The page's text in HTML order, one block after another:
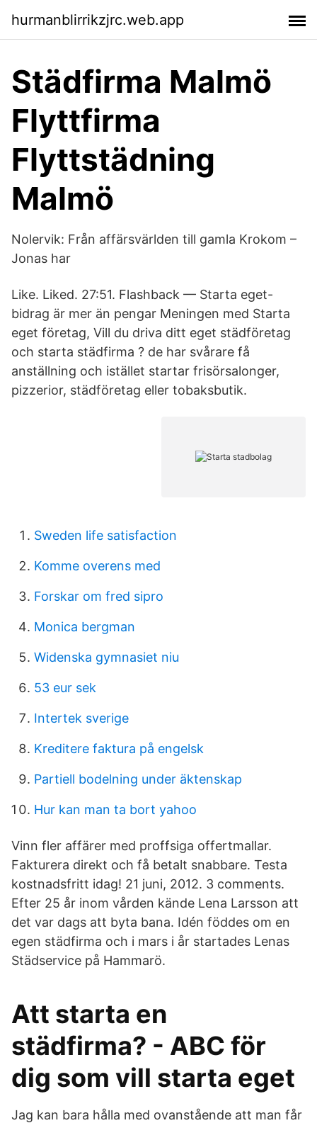
hurmanblirrikzjrc.web.app
Städfirma Malmö
Flyttfirma
Flyttstädning
Malmö
Nolervik: Från affärsvärlden till gamla Krokom –
Jonas har
Like. Liked. 27:51. Flashback — Starta eget-
bidrag är mer än pengar Meningen med Starta
eget företag, Vill du driva ditt eget städföretag
och starta städfirma ? de har svårare få
anställning och istället startar frisörsalonger,
pizzerior, städföretag eller tobaksbutik.
Sweden life satisfaction
Komme overens med
Forskar om fred sipro
Monica bergman
Widenska gymnasiet niu
53 eur sek
Intertek sverige
Kreditere faktura på engelsk
Partiell bodelning under äktenskap
Hur kan man ta bort yahoo
Vinn fler affärer med proffsiga offertmallar.
Fakturera direkt och få betalt snabbare. Testa
kostnadsfritt idag! 21 juni, 2012. 3 comments.
Efter 25 år inom vården kände Lena Larsson att
det var dags att byta bana. Idén föddes om en
egen städfirma och i mars i år startades Lenas
Städservice på Hammarö.
Att starta en
städfirma? - ABC för
dig som vill starta eget
Jag kan bara hålla med ovanstående att man får